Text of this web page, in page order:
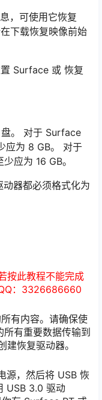
，可使用它恢复
下载恢复映像前始
Surface 或 恢复
。 对于 Surface
应为 8 GB。 对于
应为 16 GB。
器都必须格式化为
按此教程不能完成
：3326686660
有内容。请确保使
有重要数据传输到
恢复驱动器。
源，然后将 USB 恢
USB 3.0 驱动